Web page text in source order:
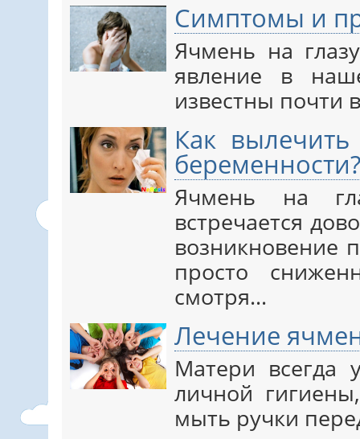
Симптомы и
Ячмень на
явление в
известны почти
Как
беременности?
Ячмень на
встречается
возникновение
просто
смотря…
Лечение
Матери всегда
личной
мыть ручки